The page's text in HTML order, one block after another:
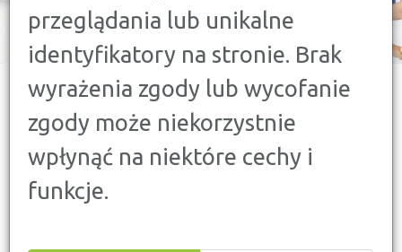
przeglądania lub unikalne
identyfikatory na stronie. Brak
wyrażenia zgody lub wycofanie
zgody może niekorzystnie
wpłynąć na niektóre cechy i
funkcje.
OBSZARY DZIAŁANIA